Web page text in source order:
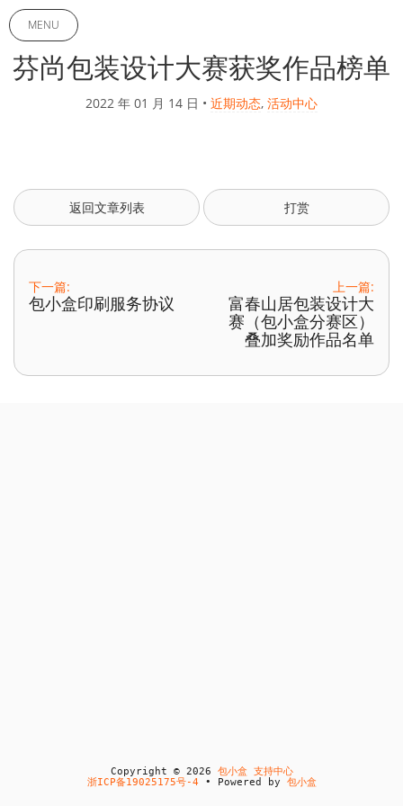
MENU
芬尚包装设计大赛获奖作品榜单
2022 年 01 月 14 日 • 近期动态, 活动中心
返回文章列表 打赏
下一篇:
包小盒印刷服务协议
上一篇:
富春山居包装设计大
赛（包小盒分赛区）
叠加奖励作品名单
Copyright © 2026 包小盒 支持中心
浙ICP备19025175号-4 • Powered by 包小盒